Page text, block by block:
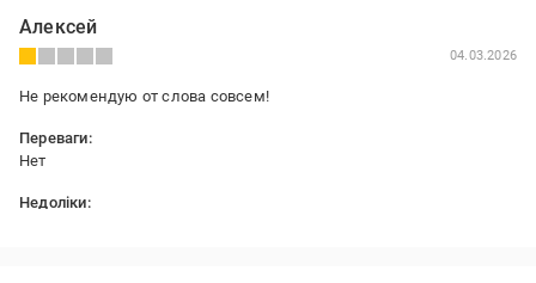
Алексей
04.03.2026
Не рекомендую от слова совсем!
Переваги:
Нет
Недоліки: